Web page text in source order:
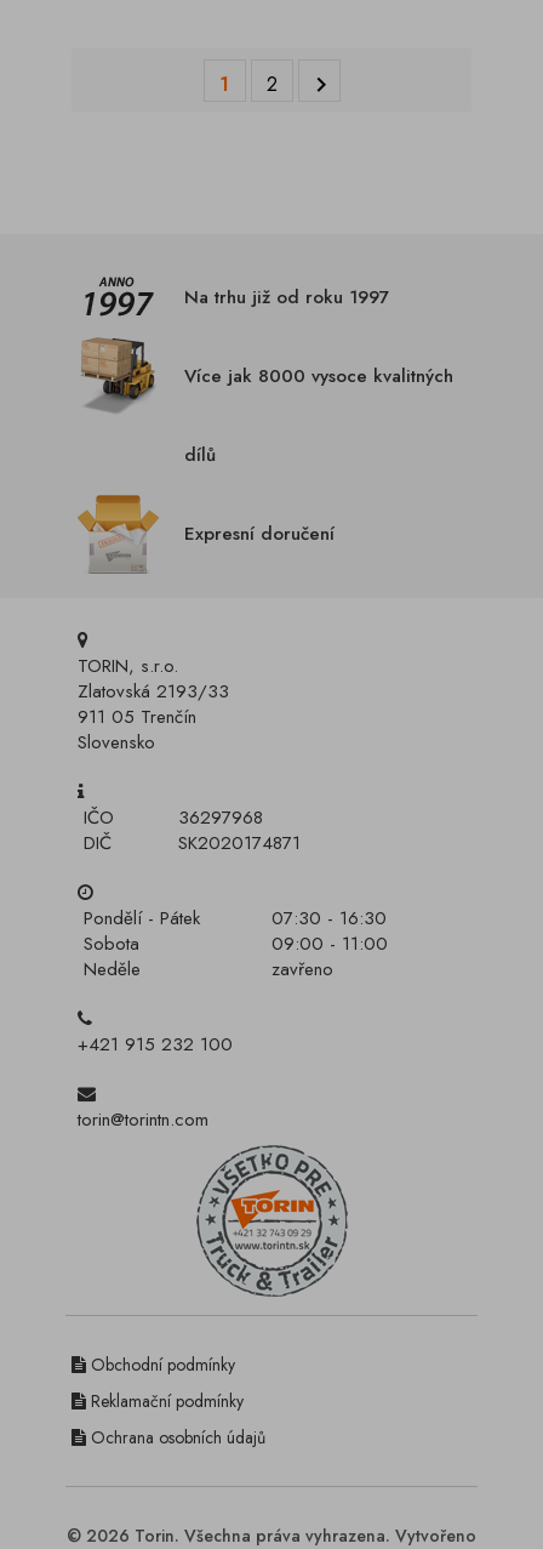
1 2 
Na trhu již od roku 1997
Více jak 8000 vysoce kvalitných
dílů
Expresní doručení
TORIN, s.r.o.
Zlatovská 2193/33
911 05 Trenčín
Slovensko
IČO
36297968
DIČ
SK2020174871
Pondělí - Pátek
07:30 - 16:30
Sobota
09:00 - 11:00
Neděle
zavřeno
+421 915 232 100
torin@torintn.com
Obchodní podmínky
Reklamační podmínky
Ochrana osobních údajů
© 2026 Torin. Všechna práva vyhrazena. Vytvořeno